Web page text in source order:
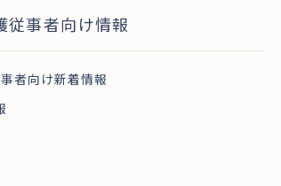
従事者向け情報
者向け新着情報